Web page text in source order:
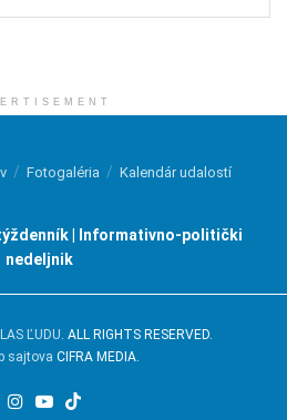
Fotogaléria Kalendár udalostí
| Informativno-politički
nedeljnik
ĽUDU . ALL RIGHTS RESERVED.
sajtova CIFRA MEDIA.